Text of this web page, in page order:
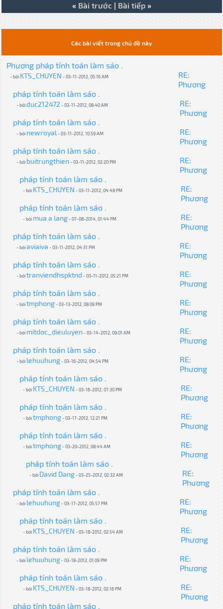
« Bài trước| Bài tiếp»
Các bài viết trong chủ đề này
Phương pháp tính toán làm sáo .
- bởi KTS_CHUYEN - 03-11-2012, 05:16 AM
RE:
Phương
pháp tính toán làm sáo .
- bởiduc212472 - 03-11-2012, 08:40 AM
RE:
Phương
pháp tính toán làm sáo .
- bởi newroyal- 03-11-2012, 10:59 AM
RE:
Phương
pháp tính toán làm sáo .
- bởi buitrungthien - 03-11-2012, 02:20 PM
RE:
Phương
pháp tính toán làm sáo .
- bởi KTS_CHUYEN - 03-11-2012, 04:48 PM
RE:
Phương
pháp tính toán làm sáo .
- bởi mua a lang- 07-08-2014, 01:44 PM
RE:
Phương
pháp tính toán làm sáo .
- bởiaviaiva - 03-11-2012, 04:31 PM
RE:
Phương
pháp tính toán làm sáo .
- bởitranviendhspktnd - 03-11-2012, 05:21 PM
RE:
Phương
pháp tính toán làm sáo .
- bởitmphong- 03-13-2012, 08:09 PM
RE:
Phương
pháp tính toán làm sáo .
- bởi mitdoc_dieuluyen - 03-14-2012, 09:01 AM
RE:
Phương
pháp tính toán làm sáo .
- bởi lehuuhung- 03-16-2012, 04:54 PM
RE:
Phương
pháp tính toán làm sáo .
- bởi KTS_CHUYEN - 03-16-2012, 07:30 PM
RE:
Phương
pháp tính toán làm sáo .
- bởitmphong- 03-17-2012, 12:21 PM
RE:
Phương
pháp tính toán làm sáo .
- bởitmphong- 03-20-2012, 08:44 AM
RE:
Phương
pháp tính toán làm sáo .
- bởi David Dang- 03-25-2012, 02:32 AM
RE:
Phương
pháp tính toán làm sáo .
- bởi lehuuhung- 03-17-2012, 05:57 PM
RE:
Phương
pháp tính toán làm sáo .
- bởi KTS_CHUYEN - 03-18-2012, 02:54 AM
RE:
Phương
pháp tính toán làm sáo .
- bởi lehuuhung- 03-18-2012, 01:09 PM
RE:
Phương
pháp tính toán làm sáo .
- bởi KTS_CHUYEN - 03-18-2012, 02:16 PM
RE:
Phương
pháp tính toán làm sáo .